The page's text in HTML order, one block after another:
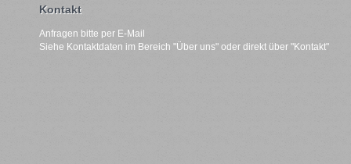
Kontakt
Anfragen bitte per E-Mail
Siehe Kontaktdaten im Bereich "Über uns" oder direkt über "Kontakt"